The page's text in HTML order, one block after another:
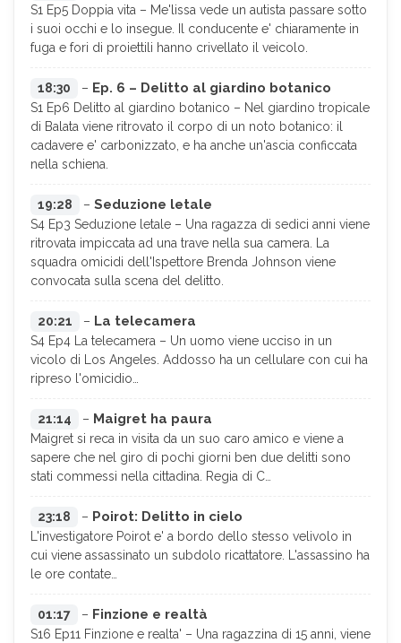
S1 Ep5 Doppia vita – Me'lissa vede un autista passare sotto
i suoi occhi e lo insegue. Il conducente e' chiaramente in
fuga e fori di proiettili hanno crivellato il veicolo.
18:30 – Ep. 6 – Delitto al giardino botanico
S1 Ep6 Delitto al giardino botanico – Nel giardino tropicale
di Balata viene ritrovato il corpo di un noto botanico: il
cadavere e' carbonizzato, e ha anche un'ascia conficcata
nella schiena.
19:28 – Seduzione letale
S4 Ep3 Seduzione letale – Una ragazza di sedici anni viene
ritrovata impiccata ad una trave nella sua camera. La
squadra omicidi dell'Ispettore Brenda Johnson viene
convocata sulla scena del delitto.
20:21 – La telecamera
S4 Ep4 La telecamera – Un uomo viene ucciso in un
vicolo di Los Angeles. Addosso ha un cellulare con cui ha
ripreso l'omicidio…
21:14 – Maigret ha paura
Maigret si reca in visita da un suo caro amico e viene a
sapere che nel giro di pochi giorni ben due delitti sono
stati commessi nella cittadina. Regia di C…
23:18 – Poirot: Delitto in cielo
L'investigatore Poirot e' a bordo dello stesso velivolo in
cui viene assassinato un subdolo ricattatore. L'assassino ha
le ore contate…
01:17 – Finzione e realtà
S16 Ep11 Finzione e realta' – Una ragazzina di 15 anni, viene